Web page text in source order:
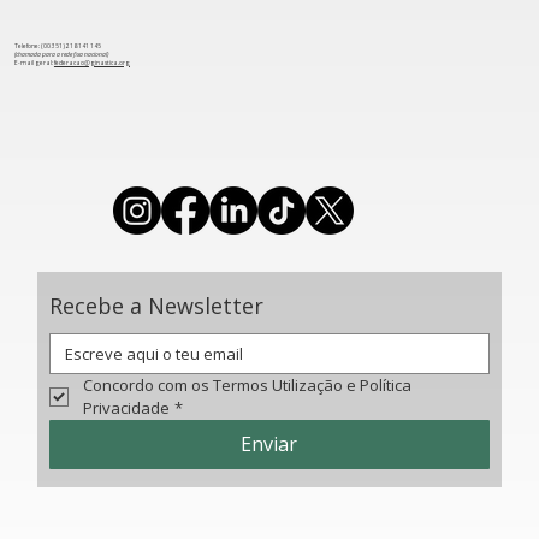
Recebe a Newsletter
Concordo com os Termos Utilização e Política
Privacidade *
Enviar
Telefone: (00 351) 218 141 145
(chamada para a rede fixa nacional)
​E-mail geral:federacao@ginastica.org